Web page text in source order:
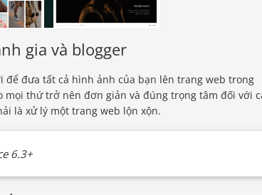
gia và blogger
để đưa tất cả hình ảnh của bạn lên trang web trong
mọi thứ trở nên đơn giản và đúng trọng tâm đối với
là xử lý một trang web lộn xộn.
6.3+